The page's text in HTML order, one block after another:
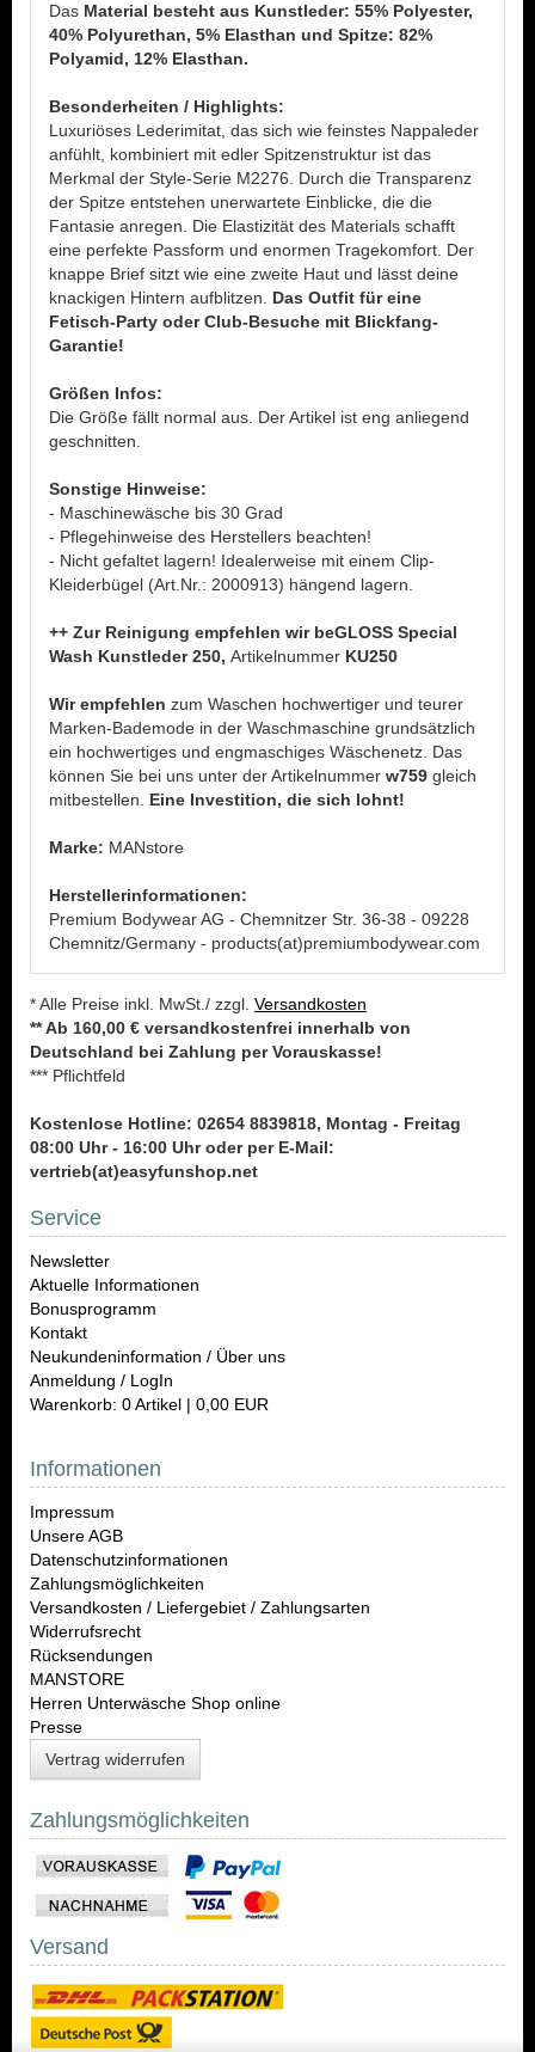
Das Material besteht aus Kunstleder: 55% Polyester,
40% Polyurethan, 5% Elasthan und Spitze: 82%
Polyamid, 12% Elasthan.
Besonderheiten / Highlights:
Luxuriöses Lederimitat, das sich wie feinstes Nappaleder
anfühlt, kombiniert mit edler Spitzenstruktur ist das
Merkmal der Style-Serie M2276. Durch die Transparenz
der Spitze entstehen unerwartete Einblicke, die die
Fantasie anregen. Die Elastizität des Materials schafft
eine perfekte Passform und enormen Tragekomfort. Der
knappe Brief sitzt wie eine zweite Haut und lässt deine
knackigen Hintern aufblitzen. Das Outfit für eine
Fetisch-Party oder Club-Besuche mit Blickfang-
Garantie!
Größen Infos:
Die Größe fällt normal aus. Der Artikel ist eng anliegend
geschnitten.
Sonstige Hinweise:
- Maschinewäsche bis 30 Grad
- Pflegehinweise des Herstellers beachten!
- Nicht gefaltet lagern! Idealerweise mit einem Clip-
Kleiderbügel (Art.Nr.: 2000913) hängend lagern.
++ Zur Reinigung empfehlen wir beGLOSS Special
Wash Kunstleder 250, Artikelnummer KU250
Wir empfehlen zum Waschen hochwertiger und teurer
Marken-Bademode in der Waschmaschine grundsätzlich
ein hochwertiges und engmaschiges Wäschenetz. Das
können Sie bei uns unter der Artikelnummer w759 gleich
mitbestellen. Eine Investition, die sich lohnt!
Marke: MANstore
Herstellerinformationen:
Premium Bodywear AG - Chemnitzer Str. 36-38 - 09228
Chemnitz/Germany - products(at)premiumbodywear.com
* Alle Preise inkl. MwSt./ zzgl. Versandkosten
** Ab 160,00 € versandkostenfrei innerhalb von
Deutschland bei Zahlung per Vorauskasse!
*** Pflichtfeld
Kostenlose Hotline: 02654 8839818, Montag - Freitag
08:00 Uhr - 16:00 Uhr oder per E-Mail:
vertrieb(at)easyfunshop.net
Service
Newsletter
Aktuelle Informationen
Bonusprogramm
Kontakt
Neukundeninformation / Über uns
Anmeldung / LogIn
Warenkorb: 0 Artikel | 0,00 EUR
Informationen
Impressum
Unsere AGB
Datenschutzinformationen
Zahlungsmöglichkeiten
Versandkosten / Liefergebiet / Zahlungsarten
Widerrufsrecht
Rücksendungen
MANSTORE
Herren Unterwäsche Shop online
Presse
Vertrag widerrufen
Zahlungsmöglichkeiten
Versand